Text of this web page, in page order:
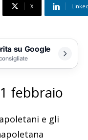
X
su Google
febbraio
e gli